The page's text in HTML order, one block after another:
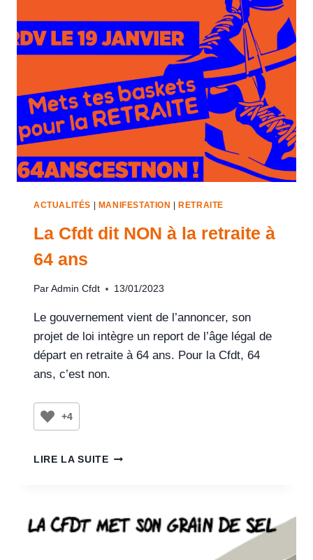
ACTUALITÉS | MANIFESTATION |RETRAITE
La Cfdt dit NON à la retraite à
64 ans
Par Admin Cfdt 13/01/2023
Le gouvernement vient de l’annoncer, son
projet de loi intègre un report de l’âge légal de
départ en retraite à 64 ans. Pour la Cfdt, 64
ans, c’est non.
+4
LIRE LA SUITE